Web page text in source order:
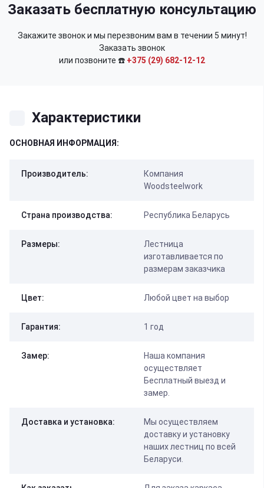
Заказать бесплатную консультацию
Закажите звонок и мы перезвоним вам в течении 5 минут!
Заказать звонок
или позвоните ☎️ +375 (29) 682-12-12
Характеристики
ОСНОВНАЯ ИНФОРМАЦИЯ:
Производитель:
Компания
Woodsteelwork
Страна производства: Республика Беларусь
Размеры:
Лестница
изготавливается по
размерам заказчика
Цвет: Любой цвет на выбор
Гарантия: 1 год
Замер:
Наша компания
осуществляет
Бесплатный выезд и
замер.
Доставка и установка:
Мы осуществляем
доставку и установку
наших лестниц по всей
Беларуси.